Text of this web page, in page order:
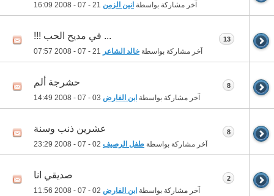
آخر مشاركة بواسطة انين الزمن 16:09
... في مديح الحب !!!
آخر مشاركة بواسطة خالد الشاعر 07:57
13
حشرجة ألم
آخر مشاركة بواسطة ابن الفارض 14:49
8
عشرين ذنب وسنة
آخر مشاركة بواسطة طفل الرصيف 23:29
8
صديقي انا
آخر مشاركة بواسطة ابن الفارض 11:56
2